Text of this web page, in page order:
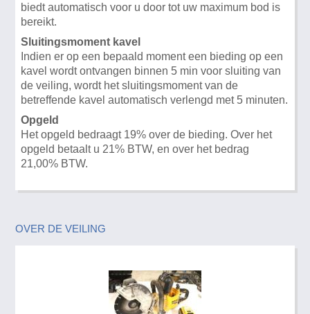
biedt automatisch voor u door tot uw maximum bod is
bereikt.
Sluitingsmoment kavel
Indien er op een bepaald moment een bieding op een
kavel wordt ontvangen binnen 5 min voor sluiting van
de veiling, wordt het sluitingsmoment van de
betreffende kavel automatisch verlengd met 5 minuten.
Opgeld
Het opgeld bedraagt 19% over de bieding. Over het
opgeld betaalt u 21% BTW, en over het bedrag
21,00% BTW.
OVER DE VEILING